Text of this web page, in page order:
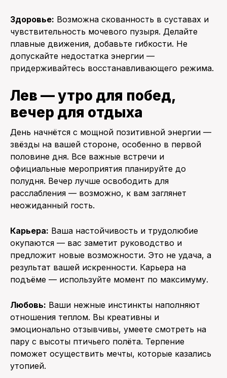
Здоровье: Возможна скованность в суставах и
чувствительность мочевого пузыря. Делайте
плавные движения, добавьте гибкости. Не
допускайте недостатка энергии —
придерживайтесь восстанавливающего режима.
Лев — утро для побед,
вечер для отдыха
День начнётся с мощной позитивной энергии —
звёзды на вашей стороне, особенно в первой
половине дня. Все важные встречи и
официальные мероприятия планируйте до
полудня. Вечер лучше освободить для
расслабления — возможно, к вам заглянет
неожиданный гость.
Карьера: Ваша настойчивость и трудолюбие
окупаются — вас заметит руководство и
предложит новые возможности. Это не удача, а
результат вашей искренности. Карьера на
подъёме — используйте момент по максимуму.
Любовь: Ваши нежные инстинкты наполняют
отношения теплом. Вы креативны и
эмоционально отзывчивы, умеете смотреть на
пару с высоты птичьего полёта. Терпение
поможет осуществить мечты, которые казались
утопией.